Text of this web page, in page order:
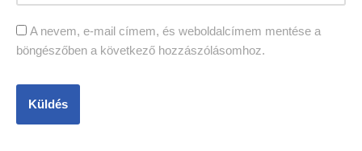
A nevem, e-mail címem, és weboldalcímem mentése a
böngészőben a következő hozzászólásomhoz.